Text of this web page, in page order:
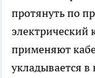
протянуть по
электрический
применяют
укладывается в